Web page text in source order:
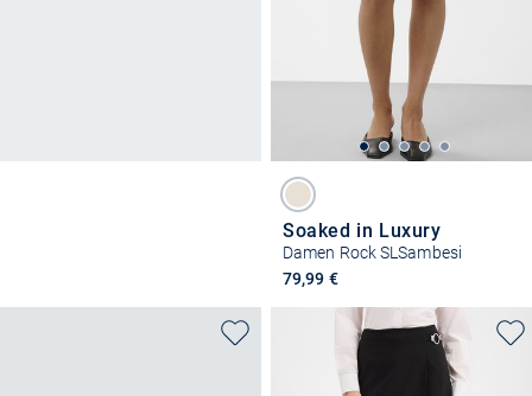
Soaked in Luxury
Damen Rock SLSambesi
79,99 €